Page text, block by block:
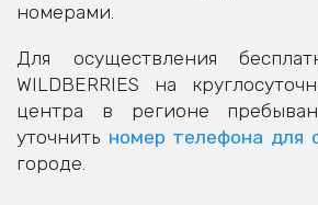
номерами.
Для осуществления
WILDBERRIES на
центра в регионе
уточнить номер телефона для
городе.